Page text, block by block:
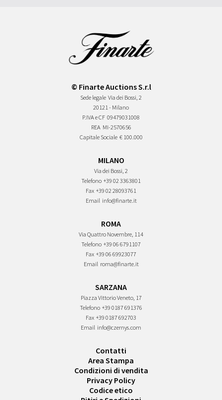
© Finarte Auctions S.r.l
Sede legale Via dei Bossi, 2
20121 - Milano
P.IVA e CF 09479031008
REA MI-2570656
Capitale Sociale € 100.000
MILANO
Via dei Bossi, 2
Telefono +39 02 3363801
Fax +39 02 28093761
Email info@finarte.it
ROMA
Via Quattro Novembre, 114
Telefono +39 06 6791107
Fax +39 06 69923077
Email roma@finarte.it
SARZANA
Piazza Vittorio Veneto, 17
Telefono +39 0187 691376
Fax +39 0187 692703
Email info@czernys.com
Contatti
Area Stampa
Condizioni di vendita
Privacy Policy
Codice etico